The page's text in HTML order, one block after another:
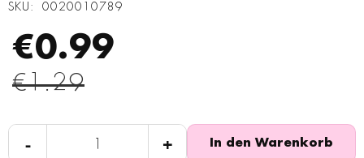
SKU 0020010789
€0.99
€1.29
- + In den Warenkorb
springen